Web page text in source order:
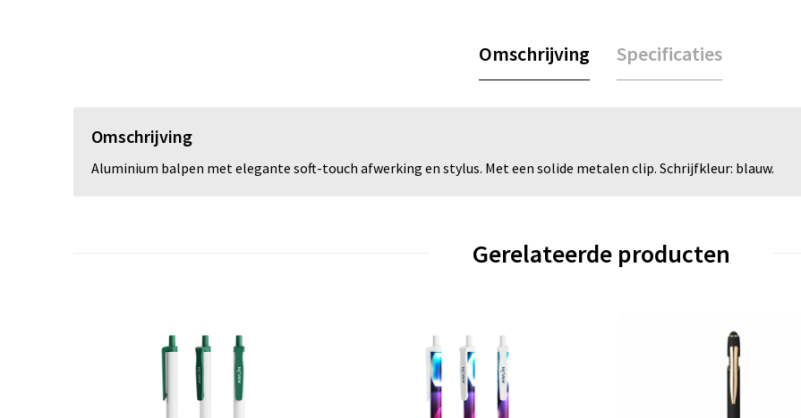
Omschrijving Specificaties
Omschrijving
Aluminium balpen met elegante soft-touch afwerking en stylus. Met een solide metalen clip. Schrijfkleur: blauw.
Gerelateerde producten